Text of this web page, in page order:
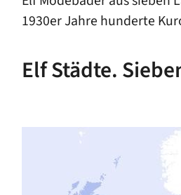
1930er Jahre hunderte
Elf Städte.